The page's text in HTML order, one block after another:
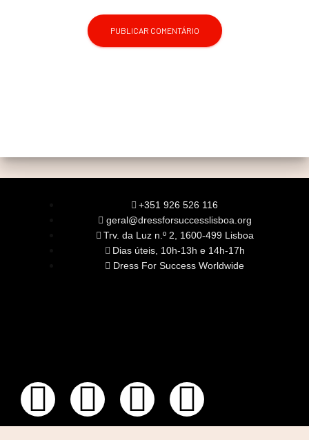
+351 926 526 116
geral@dressforsuccesslisboa.org
Trv. da Luz n.º 2, 1600-499 Lisboa
Dias úteis, 10h-13h e 14h-17h
Dress For Success Worldwide